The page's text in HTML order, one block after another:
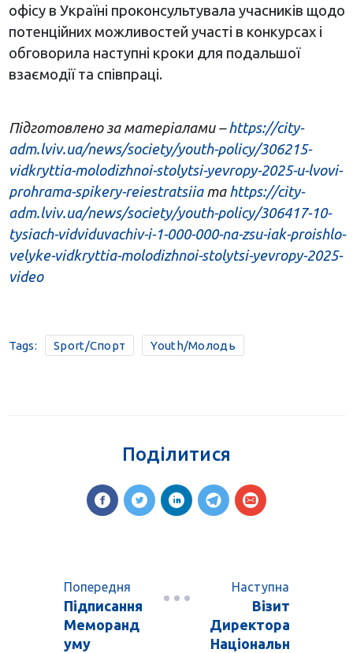
офісу в Україні проконсультувала учасників щодо
потенційних можливостей участі в конкурсах і
обговорила наступні кроки для подальшої
взаємодії та співпраці.
Підготовлено за матеріалами –https://city-
adm.lviv.ua/news/society/youth-policy/306215-
vidkryttia-molodizhnoi-stolytsi-yevropy-2025-u-lvovi-
prohrama-spikery-reiestratsiiaта https://city-
adm.lviv.ua/news/society/youth-policy/306417-10-
tysiach-vidviduvachiv-i-1-000-000-na-zsu-iak-proishlo-
velyke-vidkryttia-molodizhnoi-stolytsi-yevropy-2025-
video
Tags: Sport/Спорт Youth/Молодь
Поділитися
Попередня
Підписання
Меморанд
уму
Наступна
Візит
Директора
Національн